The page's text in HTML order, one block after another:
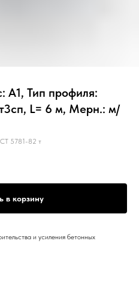
А1, Тип профиля:
L= 6 м, Мерн.: м/
5781-82 т
в корзину
и усиления бетонных